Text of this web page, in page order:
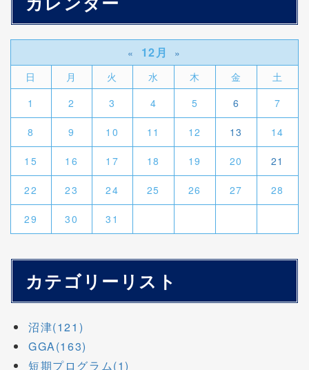
« 12月
»
日
月 火 水 木 金
土
1
2 3 4 5 6 7
8 9 10 11 12 13 14
15 16 17 18 19 20 21
22 23 24 25 26 27 28
29 30 31
カテゴリーリスト
沼津(121)
GGA(163)
短期プログラム(1)